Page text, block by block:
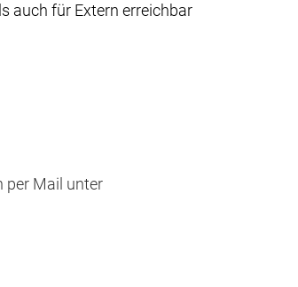
auch für Extern erreichbar
per Mail unter